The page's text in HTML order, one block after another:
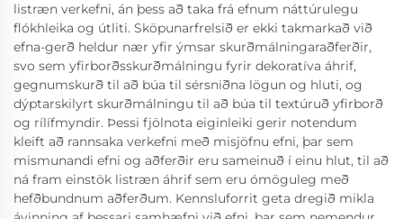
listræn verkefni, án þess að taka frá efnum náttúrulegu
flókhleika og útliti. Sköpunarfrelsið er ekki takmarkað við
efna-gerð heldur nær yfir ýmsar skurðmálningaraðferðir,
svo sem yfirborðsskurðmálningu fyrir dekoratíva áhrif,
gegnumskurð til að búa til sérsniðna lögun og hluti, og
dýptarskilyrt skurðmálningu til að búa til textúruð yfirborð
og rílífmyndir. Þessi fjölnota eiginleiki gerir notendum
kleift að rannsaka verkefni með misjöfnu efni, þar sem
mismunandi efni og aðferðir eru sameinuð í einu hlut, til að
ná fram einstök listræn áhrif sem eru ómöguleg með
hefðbundnum aðferðum. Kennsluforrit geta dregið mikla